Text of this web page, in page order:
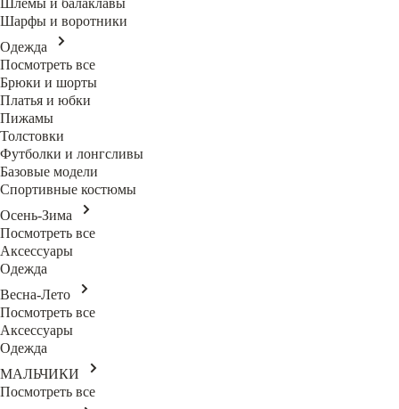
Шлемы и балаклавы
Шарфы и воротники
Одежда
Посмотреть все
Брюки и шорты
Платья и юбки
Пижамы
Толстовки
Футболки и лонгсливы
Базовые модели
Спортивные костюмы
Осень-Зима
Посмотреть все
Аксессуары
Одежда
Весна-Лето
Посмотреть все
Аксессуары
Одежда
МАЛЬЧИКИ
Посмотреть все